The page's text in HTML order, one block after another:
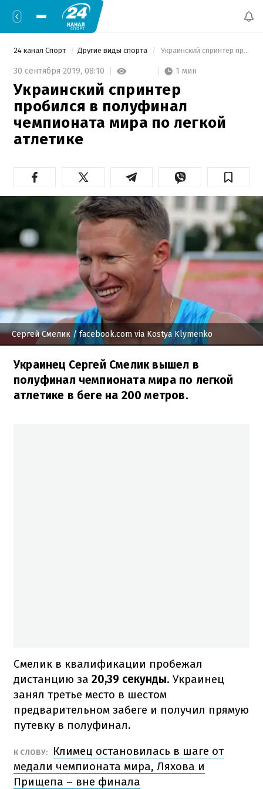
24 канал Спорт Другие виды спорта Украинский спринтер пробился в полуфинал чемпионата мира по легкой атлетике
30 сентября 2019, 08:10 1 мин
Украинский спринтер
пробился в полуфинал
чемпионата мира по легкой
атлетике
Сергей Смелик/ facebook.com via Kostya Klymenko
Украинец Сергей Смелик вышел в
полуфинал чемпионата мира по легкой
атлетике в беге на 200 метров.
Смелик в квалификации пробежал
дистанцию ​​за 20,39 секунды. Украинец
занял третье место в шестом
предварительном забеге и получил прямую
путевку в полуфинал.
К СЛОВУ:
Климец остановилась в шаге от
медали чемпионата мира, Ляхова и
Прищепа – вне финала